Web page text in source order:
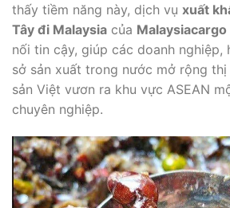
thấy tiềm năng này, dịch vụ xuất
Tây đi Malaysia của Malaysiacargo
nối tin cậy, giúp các doanh nghiệp,
sở sản xuất trong nước mở rộng
sản Việt vươn ra khu vực ASEAN
chuyên nghiệp.